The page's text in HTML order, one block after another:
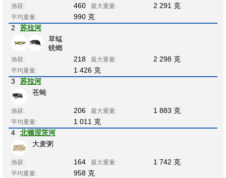
渔获: 460 最大重量: 2 291 克
平均重量:
990 克
2
苏拉河
草蜢
蜣螂
渔获: 218 最大重量: 2 298 克
平均重量:
1 426 克
3
苏拉河
苍蝇
渔获: 206 最大重量: 1 883 克
平均重量:
1 011 克
4
北顿涅茨河
大麦粥
渔获: 164 最大重量: 1 742 克
平均重量:
958 克